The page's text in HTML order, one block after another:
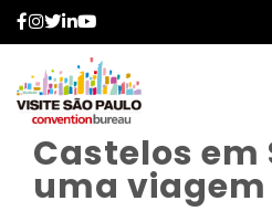
Facebook
Instagram
Twitter
LinkedIn
Castelos em
uma